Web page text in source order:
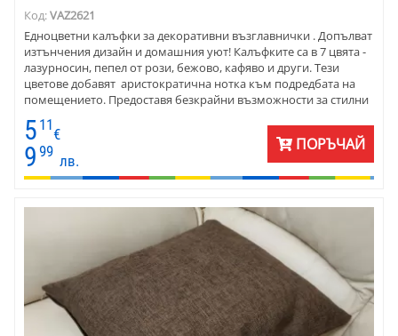
Код:VAZ2621
Едноцветни калъфки за декоративни възглавнички . Допълват
изтънчения дизайн и домашния уют! Калъфките са в 7 цвята -
лазурносин, пепел от рози, бежово, кафяво и други. Тези
цветове добавят аристократична нотка към подредбата на
помещението. Предоставя безкрайни възможности за стилни
комбинации. Декоративните калъфкит са с размери 45х45 см .
Перфектни са за всеки диван, стол или легло. Изработени са от
плат петек - полиестер . Материята е мека на допир и
издръжлива за дълготрайна употреба.
5 11
€
9 99
лв.
ПОРЪЧАЙ